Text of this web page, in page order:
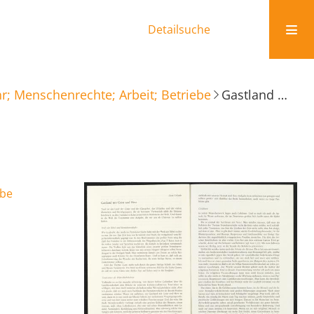
Detailsuche
Menschenrechte; Arbeit; Betriebe Gastland mit Geist und Herz